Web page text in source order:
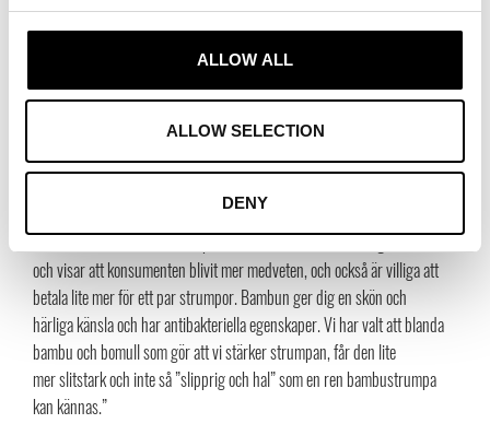
ALLOW ALL
ALLOW SELECTION
DENY
strumporna är tillverkade, hur fabrikerna ser ut, om de är certifierade
och med vilka medel som används vid tillverkningen. Krav ställs och det
Ni har en linje av strumpor som är tillverkade i Bambu,
berätta gärna mer om bambu som material!
bomullsstrumpan som är billig att producera och kvalitén är oftast
därefter. Trenden med strumpor i bambu och ull har växt sig starkare
och visar att konsumenten blivit mer medveten, och också är villiga att
betala lite mer för ett par strumpor. Bambun ger dig en skön och
härliga känsla och har antibakteriella egenskaper. Vi har valt att blanda
bambu och bomull som gör att vi stärker strumpan, får den lite
mer slitstark och inte så ”slipprig och hal” som en ren bambustrumpa
kan kännas.”